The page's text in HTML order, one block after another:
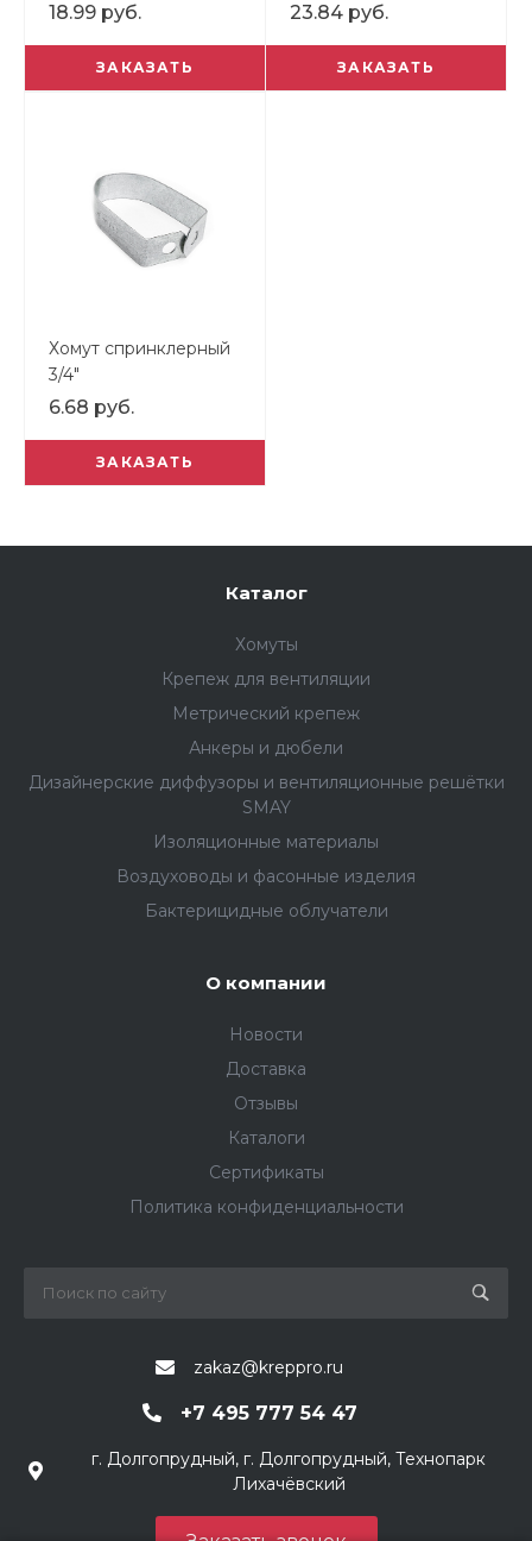
18.99 руб.
ЗАКАЗАТЬ
23.84 руб.
ЗАКАЗАТЬ
Хомут спринклерный
3/4"
6.68 руб.
ЗАКАЗАТЬ
Каталог
Хомуты
Крепеж для вентиляции
Метрический крепеж
Анкеры и дюбели
Дизайнерские диффузоры и вентиляционные решётки
SMAY
Изоляционные материалы
Воздуховоды и фасонные изделия
Бактерицидные облучатели
О компании
Новости
Доставка
Отзывы
Каталоги
Сертификаты
Политика конфиденциальности
zakaz@kreppro.ru
+7 495 777 54 47
г. Долгопрудный, г. Долгопрудный, Технопарк
Лихачёвский